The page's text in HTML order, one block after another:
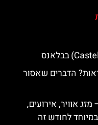
הדברים שאסור
אוויר, אירועים,
לחודש זה